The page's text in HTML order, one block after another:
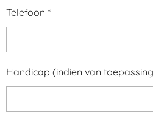
Telefoon *
Handicap (indien van